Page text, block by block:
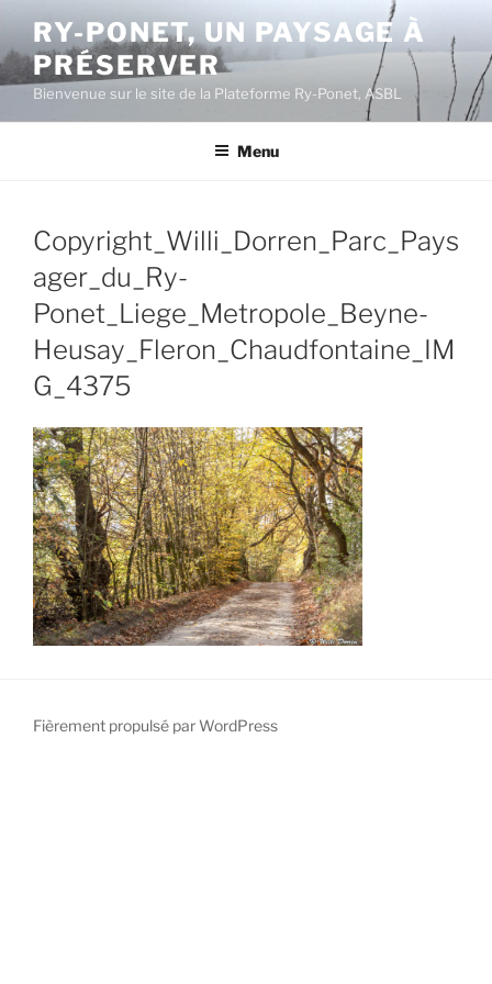
contenu
principal
RY-PONET, UN PAYSAGE À
PRÉSERVER
Bienvenue sur le site de la Plateforme Ry-Ponet, ASBL
Menu
Copyright_Willi_Dorren_Parc_Pays
ager_du_Ry-
Ponet_Liege_Metropole_Beyne-
Heusay_Fleron_Chaudfontaine_IM
G_4375
Fièrement propulsé par WordPress